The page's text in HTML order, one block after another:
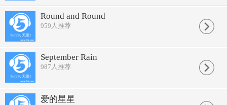
Round and Round
959 人推荐
September Rain
987 人推荐
爱的星星